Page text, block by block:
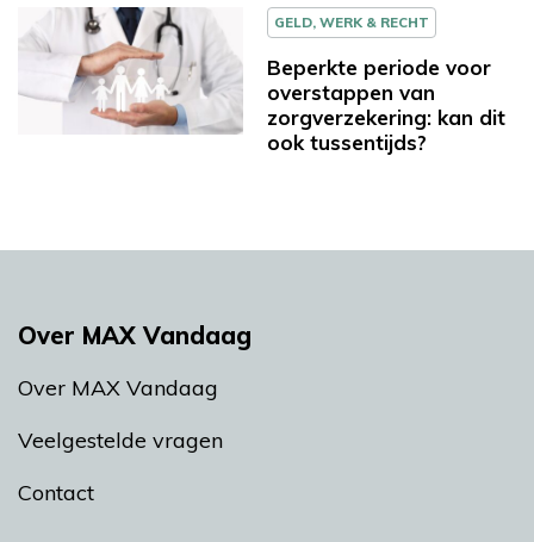
GELD, WERK & RECHT
Beperkte periode voor
overstappen van
zorgverzekering: kan dit
ook tussentijds?
Over MAX Vandaag
Over MAX Vandaag
Veelgestelde vragen
Contact